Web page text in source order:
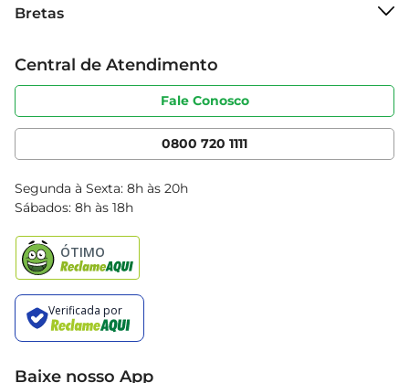
Grupo Cencosud
Sobre privacidade
Portal do fornecedor
Cencosud Media
Bretas
Produtos Bretas
Código de ética
Serviços
Clube Bretas
Blog Bretas
Black Friday
Central de Atendimento
Fale Conosco
0800 720 1111
Segunda à Sexta: 8h às 20h
Sábados: 8h às 18h
Baixe nosso App